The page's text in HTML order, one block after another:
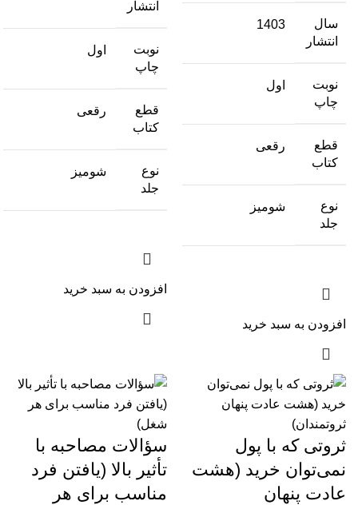
سال
انتشار
1403
نوبت
چاپ
اول
قطع
کتاب
رقعی
نوع
جلد
شومیز
افزودن به سبد خرید
انتشار
نوبت
چاپ
اول
قطع
کتاب
رقعی
نوع
جلد
شومیز
افزودن به سبد خرید
ثروتی که با پول
نمی‌توان خرید (هشت
عادت پنهان
سؤالات مصاحبه با
تأثیر بالا (یافتن فرد
مناسب برای هر